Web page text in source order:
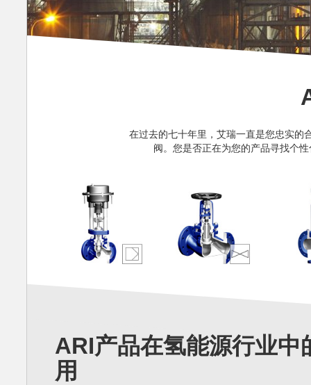
在过去的七十年里，艾瑞一直是您忠实的
阀。您是否正在为您的产品寻找个
ARI产品在氢能源行业中
用